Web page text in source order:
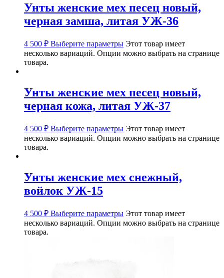
Унты женские мех песец новый,
черная замша, литая УЖ-36
4 500 ₽ Выберите параметры Этот товар имеет
несколько вариаций. Опции можно выбрать на странице
товара.
Унты женские мех песец новый,
черная кожа, литая УЖ-37
4 500 ₽ Выберите параметры Этот товар имеет
несколько вариаций. Опции можно выбрать на странице
товара.
Унты женские мех снежный,
войлок УЖ-15
4 500 ₽ Выберите параметры Этот товар имеет
несколько вариаций. Опции можно выбрать на странице
товара.